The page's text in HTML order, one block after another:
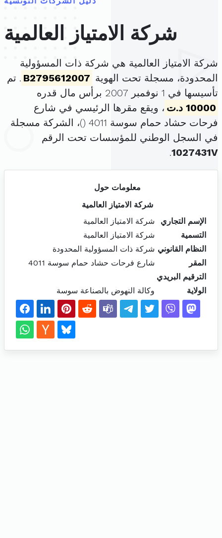
شركة الامتياز العالمية
شركة الامتياز العالمية هي شركة ذات المسؤولية
المحدودة، مسجلة تحت الهوية B2795612007 . تم
تأسيسها في 1 نوفمبر 2007 برأس مال قدره
10000 د.ت
، ويقع مقرها الرئيسي في شارع
فرحات حشاد حمام سوسة 4011 (
)، الشركة مسجلة
في السجل الوطني للمؤسسات تحت الرقم
1027431V
.
معلومات حول
شركة الامتياز العالمية
الإسم التجاري
شركة الامتياز العالمية
التسمية
شركة الامتياز العالمية
النظام القانوني شركة ذات المسؤولية المحدودة
المقر
شارع فرحات حشاد حمام سوسة 4011
الترقيم البريدي
الولاية
وكالة النهوض بالصناعة سوسة